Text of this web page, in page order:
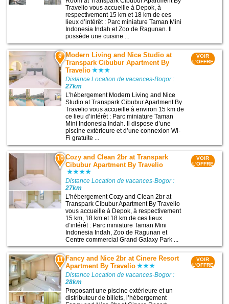
Travelio vous accueille à Depok, à
respectivement 15 km et 18 km de ces
lieux d’intérêt : Parc miniature Taman Mini
Indonesia Indah et Zoo de Ragunan. Il
possède une cuisine ...
9 Modern Living and Nice Studio at
Transpark Cibubur Apartment By
Travelio
Distance Location de vacances-Bogor :
27km
L’hébergement Modern Living and Nice
Studio at Transpark Cibubur Apartment By
Travelio vous accueille à environ 15 km de
ce lieu d’intérêt : Parc miniature Taman
Mini Indonesia Indah. Il dispose d’une
piscine extérieure et d’une connexion Wi-
Fi gratuite ...
VOIR
L'OFFRE
10 Cozy and Clean 2br at Transpark
Cibubur Apartment By Travelio
Distance Location de vacances-Bogor :
27km
L’hébergement Cozy and Clean 2br at
Transpark Cibubur Apartment By Travelio
vous accueille à Depok, à respectivement
15 km, 18 km et 18 km de ces lieux
d’intérêt : Parc miniature Taman Mini
Indonesia Indah, Zoo de Ragunan et
Centre commercial Grand Galaxy Park ...
VOIR
L'OFFRE
11 Fancy and Nice 2br at Cinere Resort
Apartment By Travelio
Distance Location de vacances-Bogor :
28km
Proposant une piscine extérieure et un
distributeur de billets, l’hébergement
VOIR
L'OFFRE